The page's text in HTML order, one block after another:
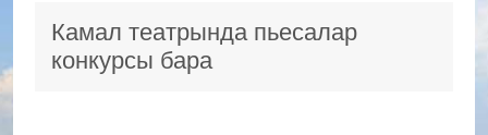
Камал театрында пьесалар
конкурсы бара